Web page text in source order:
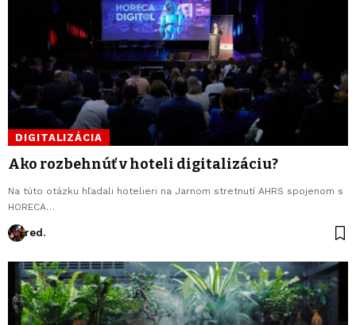
DIGITALIZÁCIA
Ako rozbehnúť v hoteli digitalizáciu?
Na túto otázku hľadali hotelieri na Jarnom stretnutí AHRS spojenom s
HORECA…
red.